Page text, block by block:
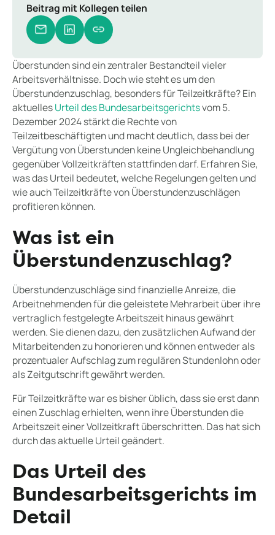
Beitrag mit Kollegen teilen
Überstunden sind ein zentraler Bestandteil vieler
Arbeitsverhältnisse. Doch wie steht es um den
Überstundenzuschlag, besonders für Teilzeitkräfte? Ein
aktuellesUrteil des Bundesarbeitsgerichtsvom 5.
Dezember 2024 stärkt die Rechte von
Teilzeitbeschäftigten und macht deutlich, dass bei der
Vergütung von Überstunden keine Ungleichbehandlung
gegenüber Vollzeitkräften stattfinden darf. Erfahren Sie,
was das Urteil bedeutet, welche Regelungen gelten und
wie auch Teilzeitkräfte von Überstundenzuschlägen
profitieren können.
Was ist ein
Überstundenzuschlag?
Überstundenzuschläge sind finanzielle Anreize, die
Arbeitnehmenden für die geleistete Mehrarbeit über ihre
vertraglich festgelegte Arbeitszeit hinaus gewährt
werden. Sie dienen dazu, den zusätzlichen Aufwand der
Mitarbeitenden zu honorieren und können entweder als
prozentualer Aufschlag zum regulären Stundenlohn oder
als Zeitgutschrift gewährt werden.
Für Teilzeitkräfte war es bisher üblich, dass sie erst dann
einen Zuschlag erhielten, wenn ihre Überstunden die
Arbeitszeit einer Vollzeitkraft überschritten. Das hat sich
durch das aktuelle Urteil geändert.
Das Urteil des
Bundesarbeitsgerichts im
Detail